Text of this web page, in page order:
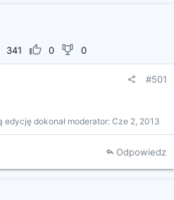
341 0 0
#501
edycję dokonał moderator: Cze 2, 2013
Odpowiedz